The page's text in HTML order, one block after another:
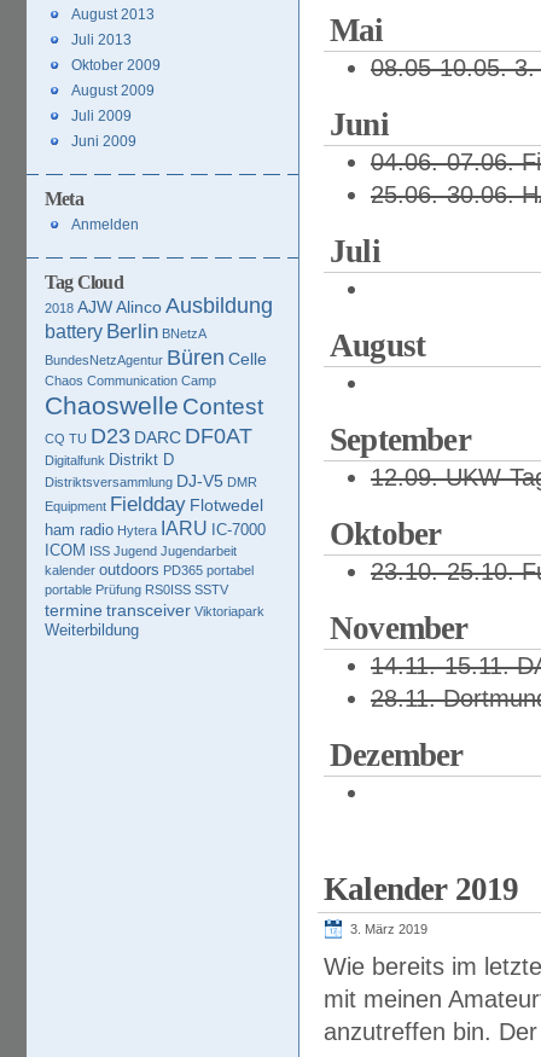
Mai
08.05-10.05.
Juni
04.06.-07.06.
25.06.-30.06.
Juli
August
September
12.09. UKW-
Oktober
23.10.-25.10.
November
14.11.-15.11.
28.11.
Dezember
Kalender 2019
3. März 2019
Wie bereits im
mit meinen
anzutreffen bin.
August 2013
Juli 2013
Oktober 2009
August 2009
Juli 2009
Juni 2009
Meta
Anmelden
Tag Cloud
2018 AJWAlincoAusbildung
battery Berlin BNetzA
BundesNetzAgentur Büren Celle
Chaos Communication Camp
Chaoswelle Contest
CQ TU D23 DARC DF0AT
Digitalfunk Distrikt D
Distriktsversammlung DJ-V5 DMR
Equipment Fieldday Flotwedel
ham radio Hytera IARU IC-7000
ICOM ISS Jugend Jugendarbeit
kalender outdoors PD365 portabel
portable Prüfung RS0ISS SSTV
termine transceiver Viktoriapark
Weiterbildung